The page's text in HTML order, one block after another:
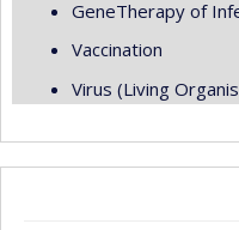
GeneTherapy of
Vaccination
Virus (Living